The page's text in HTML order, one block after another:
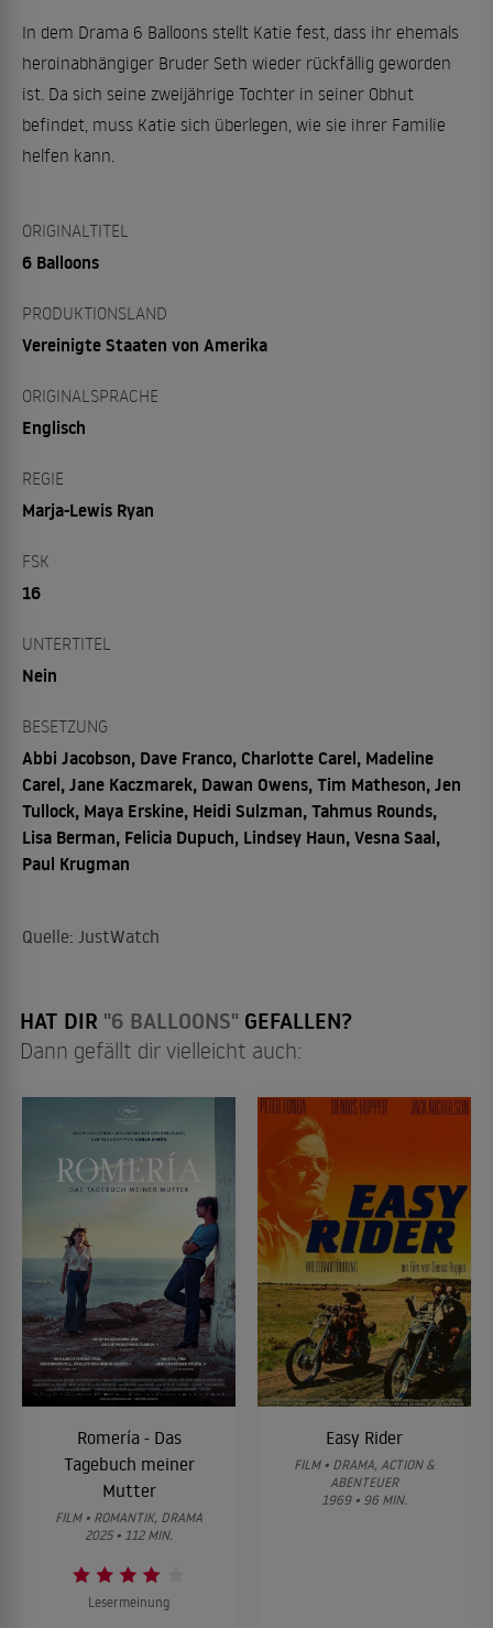
In dem Drama 6 Balloons stellt Katie fest, dass ihr ehemals
heroinabhängiger Bruder Seth wieder rückfällig geworden
ist. Da sich seine zweijährige Tochter in seiner Obhut
befindet, muss Katie sich überlegen, wie sie ihrer Familie
helfen kann.
ORIGINALTITEL
6 Balloons
PRODUKTIONSLAND
Vereinigte Staaten von Amerika
ORIGINALSPRACHE
Englisch
REGIE
Marja-Lewis Ryan
FSK
16
UNTERTITEL
Nein
BESETZUNG
Abbi Jacobson, Dave Franco, Charlotte Carel, Madeline
Carel, Jane Kaczmarek, Dawan Owens, Tim Matheson, Jen
Tullock, Maya Erskine, Heidi Sulzman, Tahmus Rounds,
Lisa Berman, Felicia Dupuch, Lindsey Haun, Vesna Saal,
Paul Krugman
Quelle: JustWatch
HAT DIR "6 BALLOONS" GEFALLEN?
Dann gefällt dir vielleicht auch:
Romería - Das
Tagebuch meiner
Mutter
FILM • ROMANTIK, DRAMA
2025 • 112 MIN.
Lesermeinung
Easy Rider
FILM • DRAMA, ACTION &
ABENTEUER
1969 • 96 MIN.